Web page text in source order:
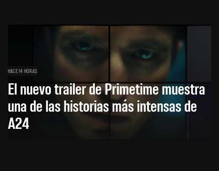
HACE 14 HORAS
El nuevo trailer de Primetime muestra
una de las historias más intensas de
A24